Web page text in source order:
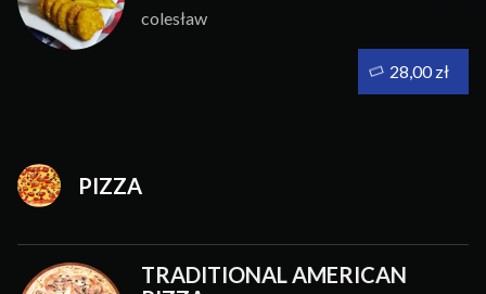
colesław
PIZZA
TRADITIONAL AMERICAN